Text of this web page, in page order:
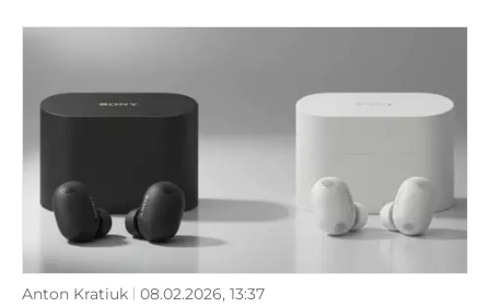
Anton Kratiuk 08.02.2026, 13:37